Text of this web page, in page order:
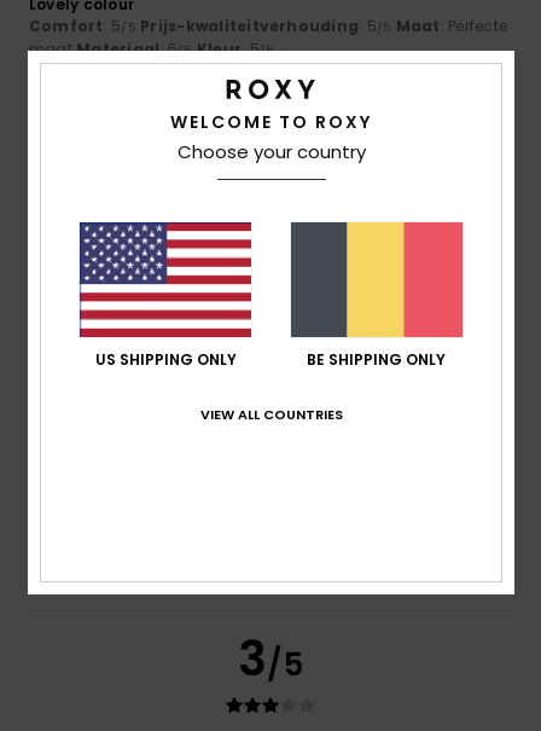
Comfort: 5/5 Prijs-kwaliteitverhouding: 5/5 Maat: Perfecte
maatMateriaal: 5/5 Kleur: 5/5
3/5
Marlène26. juni 2026
Overpriced products, poorly packed parcels
Comfort: 3/5 Prijs-kwaliteitverhouding
Materiaal: 4/5 Kleur: 4/5
Ik raad dit product aan
3/5
WELCOME TO ROXY
Choose your country
US SHIPPING ONLY BE SHIPPING ONLY
VIEW ALL COUNTRIES